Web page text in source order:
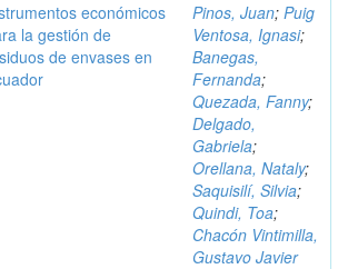
económicos
la gestión de
de envases en
Pinos, Juan; Puig
Ventosa, Ignasi;
Banegas,
Fernanda;
Quezada, Fanny;
Delgado,
Gabriela;
Orellana, Nataly;
Saquisilí, Silvia;
Quindi, Toa;
Chacón Vintimilla,
Gustavo Javier